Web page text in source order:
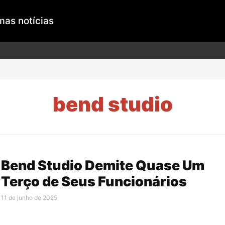
notícias
bend studio
Bend Studio Demite Quase Um
Terço de Seus Funcionários
11 de junho de 2025